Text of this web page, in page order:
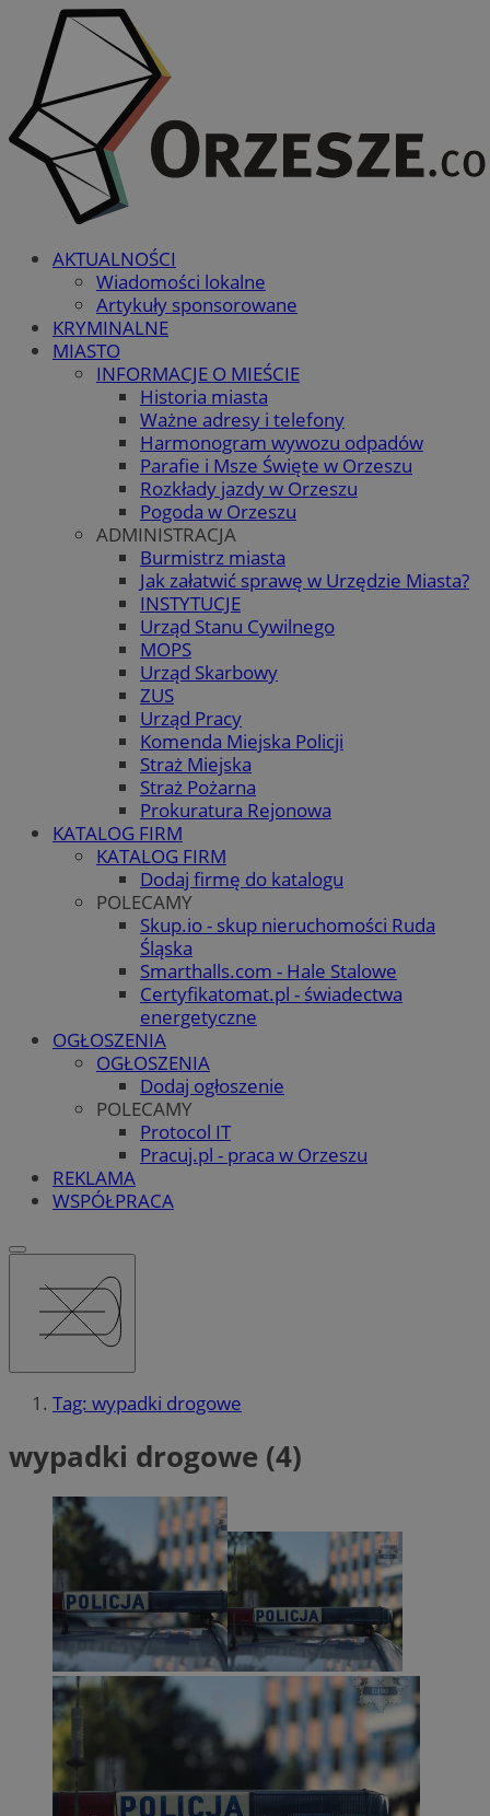
AKTUALNOŚCI
Wiadomości lokalne
Artykuły sponsorowane
KRYMINALNE
MIASTO
INFORMACJE O MIEŚCIE
Historia miasta
Ważne adresy i telefony
Harmonogram wywozu odpadów
Parafie i Msze Święte w Orzeszu
Rozkłady jazdy w Orzeszu
Pogoda w Orzeszu
ADMINISTRACJA
Burmistrz miasta
Jak załatwić sprawę w Urzędzie Miasta?
INSTYTUCJE
Urząd Stanu Cywilnego
MOPS
Urząd Skarbowy
ZUS
Urząd Pracy
Komenda Miejska Policji
Straż Miejska
Straż Pożarna
Prokuratura Rejonowa
KATALOG FIRM
KATALOG FIRM
Dodaj firmę do katalogu
POLECAMY
Skup.io - skup nieruchomości Ruda
Śląska
Smarthalls.com - Hale Stalowe
Certyfikatomat.pl - świadectwa
energetyczne
OGŁOSZENIA
OGŁOSZENIA
Dodaj ogłoszenie
POLECAMY
Protocol IT
Pracuj.pl - praca w Orzeszu
REKLAMA
WSPÓŁPRACA
Tag: wypadki drogowe
wypadki drogowe (4)